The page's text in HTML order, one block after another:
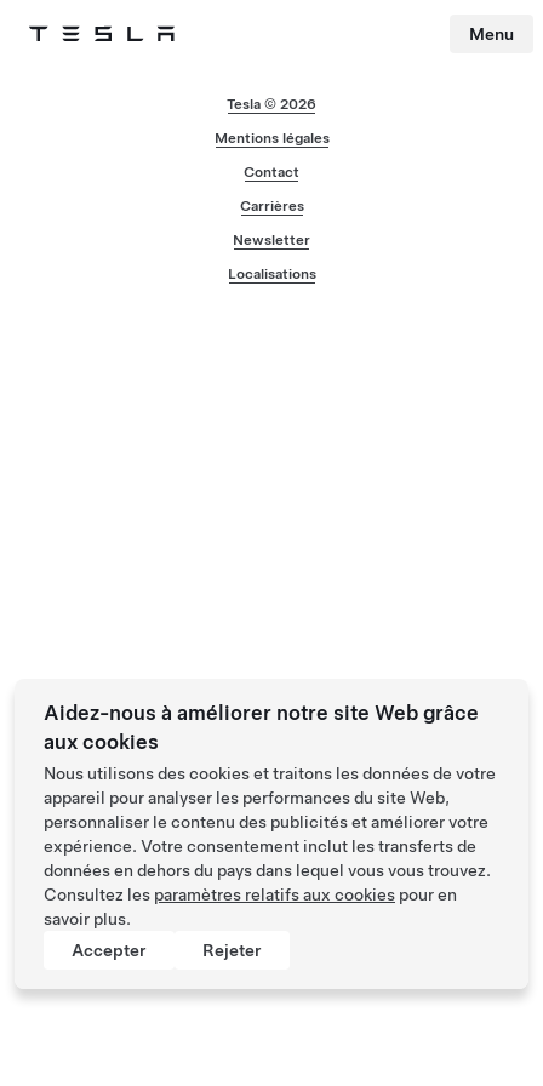
Tesla Menu
Tesla © 2026
Mentions légales
Contact
Carrières
Newsletter
Localisations
Aidez-nous à améliorer notre site Web grâce
aux cookies
Nous utilisons des cookies et traitons les données de votre
appareil pour analyser les performances du site Web,
personnaliser le contenu des publicités et améliorer votre
expérience. Votre consentement inclut les transferts de
données en dehors du pays dans lequel vous vous trouvez.
Consultez les paramètres relatifs aux cookies pour en
savoir plus.
Accepter
Rejeter